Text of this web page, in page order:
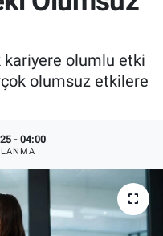
kariyere olumlu etki
olumsuz etkilere
- 04:00